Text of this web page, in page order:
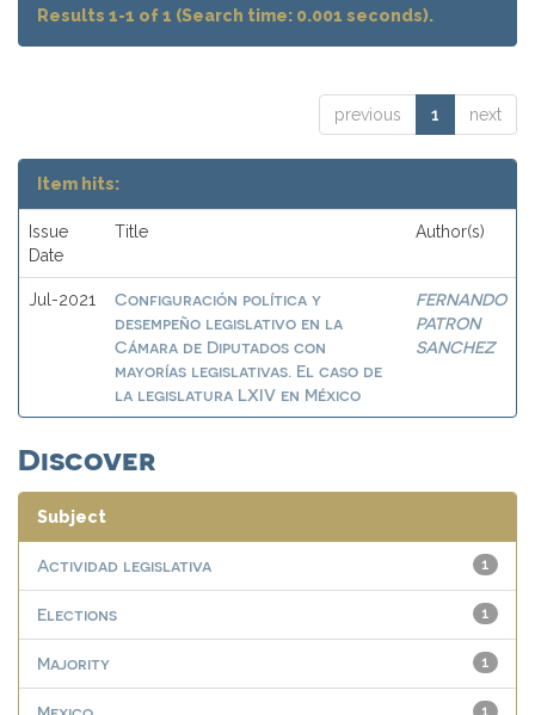
Results 1-1 of 1 (Search time: 0.001 seconds).
previous 1 next
Item hits:
Issue
Date
Title Author(s)
Jul-2021
Configuración política y
desempeño legislativo en la
Cámara de Diputados con
mayorías legislativas. El caso de
la legislatura LXIV en México
FERNANDO
PATRON
SANCHEZ
Discover
Subject
1
Actividad legislativa
1
Elections
1
Majority
1